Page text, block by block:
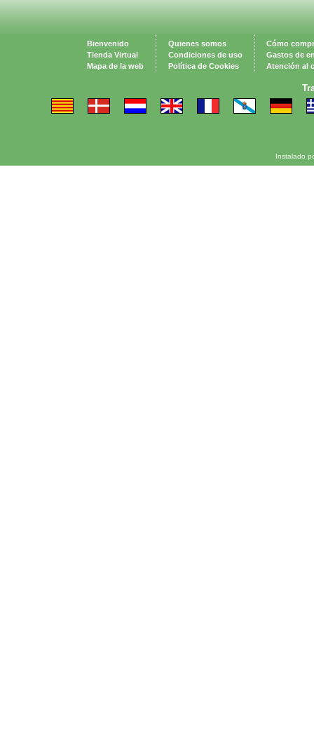
Bienvenido
Tienda Virtual
Mapa de la web
Quienes somos
Condiciones de uso
Política de Cookies
Cómo
Gastos de
Atención al
Instalado